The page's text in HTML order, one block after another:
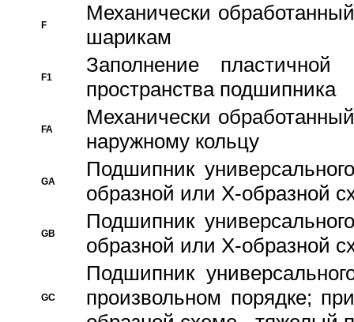
F
Механически
шарикам
F1
Заполнение
пространства подшипника
FA
Механически
наружному кольцу
GA
Подшипник
образной или Х-образной
GB
Подшипник
образной или Х-образной
GC
Подшипник
произвольном порядке;